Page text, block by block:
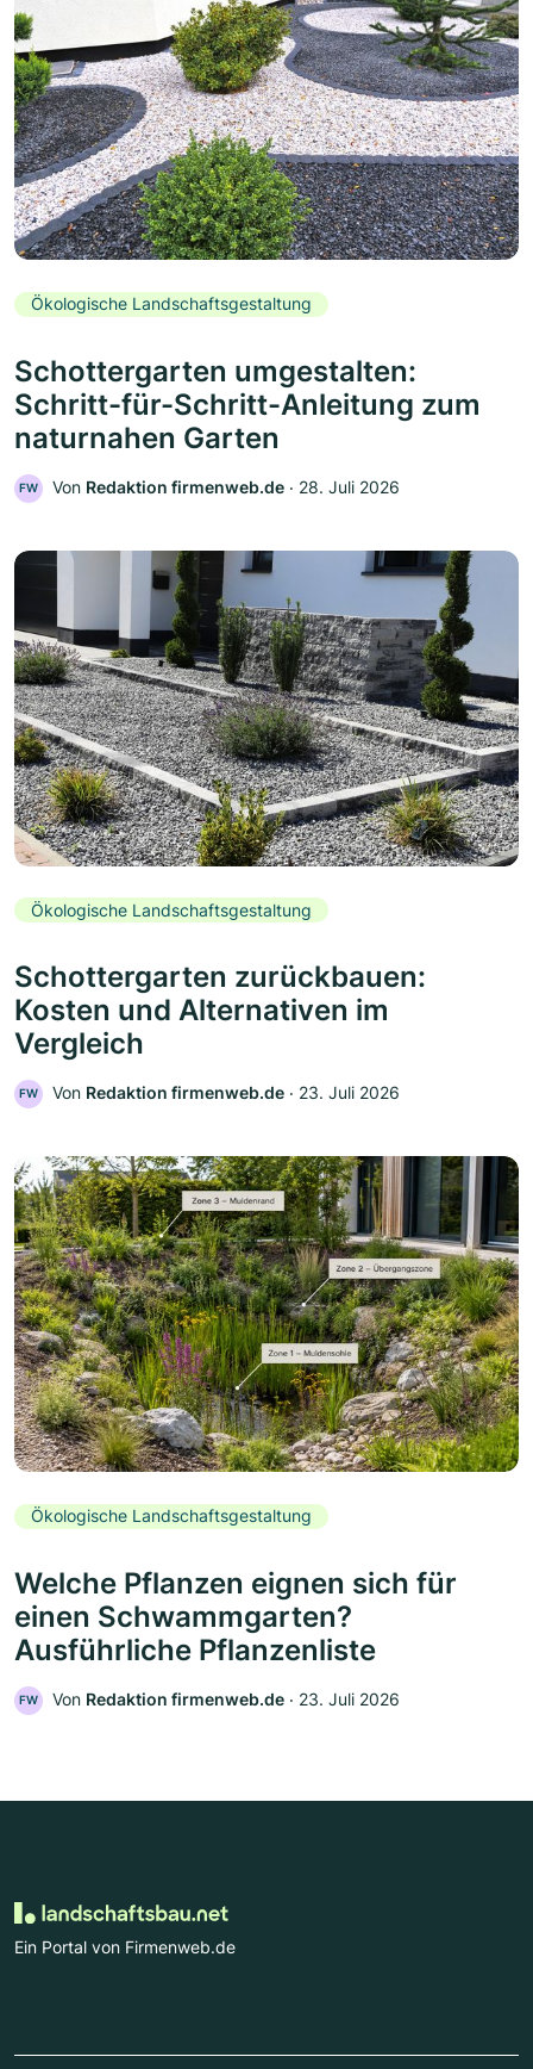
Ökologische Landschaftsgestaltung
Schottergarten umgestalten:
Schritt-für-Schritt-Anleitung zum
naturnahen Garten
FW Von Redaktion firmenweb.de ‧ 28. Juli 2026
Ökologische Landschaftsgestaltung
Schottergarten zurückbauen:
Kosten und Alternativen im
Vergleich
FW Von Redaktion firmenweb.de ‧ 23. Juli 2026
Ökologische Landschaftsgestaltung
Welche Pflanzen eignen sich für
einen Schwammgarten?
Ausführliche Pflanzenliste
FW Von Redaktion firmenweb.de ‧ 23. Juli 2026
Ein Portal von Firmenweb.de